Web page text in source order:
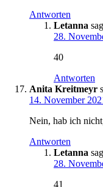
Antworten
Letanna
28.
40
Antworten
Anita Kreitmeyr
14. November
Nein, hab ich
Antworten
Letanna
28.
41